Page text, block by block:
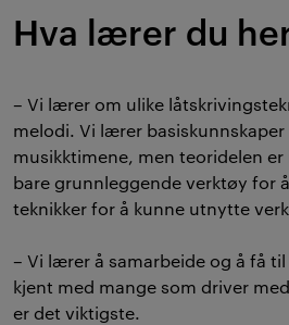
Hva lærer du
– Vi lærer om ulike
melodi. Vi lærer basiskunnskaper
musikktimene, men teoridelen
bare grunnleggende verktøy for
teknikker for å kunne utnytte
– Vi lærer å samarbeide og å få
kjent med mange som driver
er det viktigste.